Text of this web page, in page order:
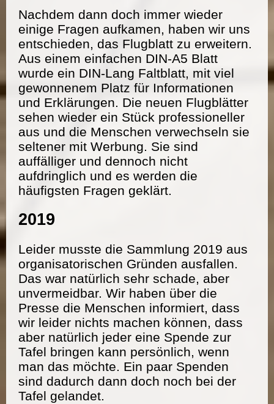
Nachdem dann doch immer wieder
einige Fragen aufkamen, haben wir uns
entschieden, das Flugblatt zu erweitern.
Aus einem einfachen DIN-A5 Blatt
wurde ein DIN-Lang Faltblatt, mit viel
gewonnenem Platz für Informationen
und Erklärungen. Die neuen Flugblätter
sehen wieder ein Stück professioneller
aus und die Menschen verwechseln sie
seltener mit Werbung. Sie sind
auffälliger und dennoch nicht
aufdringlich und es werden die
häufigsten Fragen geklärt.
2019
Leider musste die Sammlung 2019 aus
organisatorischen Gründen ausfallen.
Das war natürlich sehr schade, aber
unvermeidbar. Wir haben über die
Presse die Menschen informiert, dass
wir leider nichts machen können, dass
aber natürlich jeder eine Spende zur
Tafel bringen kann persönlich, wenn
man das möchte. Ein paar Spenden
sind dadurch dann doch noch bei der
Tafel gelandet.